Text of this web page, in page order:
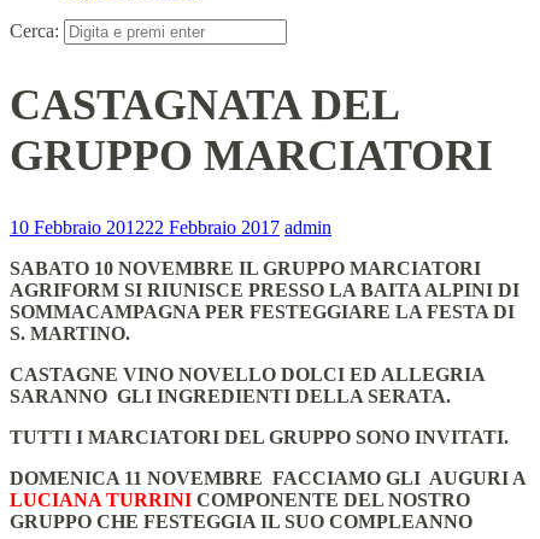
Cerca:
CASTAGNATA DEL
GRUPPO MARCIATORI
10 Febbraio 201222 Febbraio 2017 admin
SABATO 10 NOVEMBRE IL GRUPPO MARCIATORI
AGRIFORM SI RIUNISCE PRESSO LA BAITA ALPINI DI
SOMMACAMPAGNA PER FESTEGGIARE LA FESTA DI
S. MARTINO.
CASTAGNE VINO NOVELLO DOLCI ED ALLEGRIA
SARANNO GLI INGREDIENTI DELLA SERATA.
TUTTI I MARCIATORI DEL GRUPPO SONO INVITATI.
DOMENICA 11 NOVEMBRE FACCIAMO GLI AUGURI A
LUCIANA TURRINI COMPONENTE DEL NOSTRO
GRUPPO CHE FESTEGGIA IL SUO COMPLEANNO